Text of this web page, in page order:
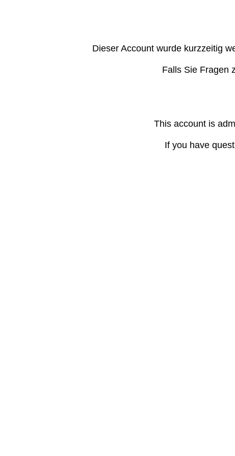
Dieser Account wurde kurzzeitig
Falls Sie Fragen
This account is
If you have